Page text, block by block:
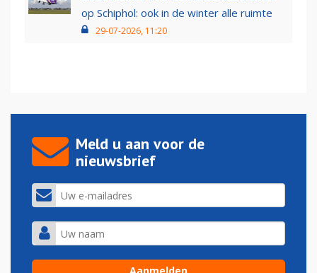
op Schiphol: ook in de winter alle ruimte
29-07-2026, 11:20
Meld u aan voor de
nieuwsbrief